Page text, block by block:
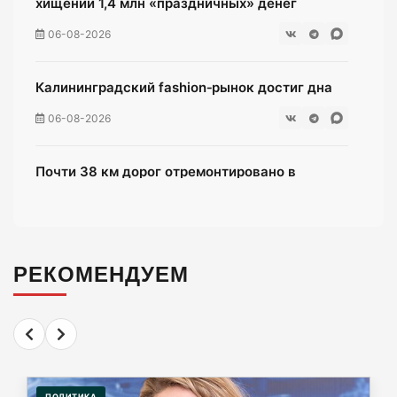
06-08-2026
Калининградский fashion‑рынок достиг дна
06-08-2026
Почти 38 км дорог отремонтировано в
Переезд на Камской в Калининграде закроют
для проезда
06-08-2026
«Балтика» проиграла «Зениту» – и это был
РЕКОМЕНДУЕМ